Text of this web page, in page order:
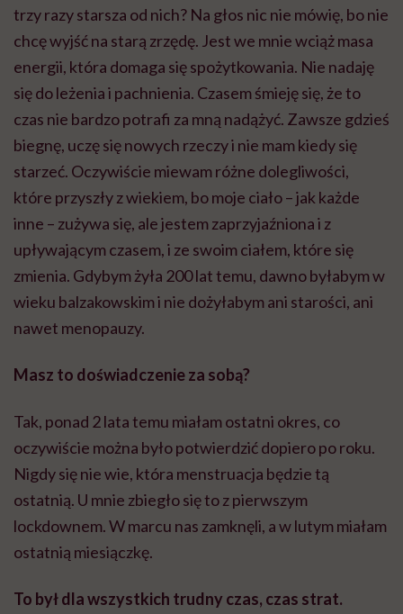
trzy razy starsza od nich? Na głos nic nie mówię, bo nie
chcę wyjść na starą zrzędę. Jest we mnie wciąż masa
energii, która domaga się spożytkowania. Nie nadaję
się do leżenia i pachnienia. Czasem śmieję się, że to
czas nie bardzo potrafi za mną nadążyć. Zawsze gdzieś
biegnę, uczę się nowych rzeczy i nie mam kiedy się
starzeć. Oczywiście miewam różne dolegliwości,
które przyszły z wiekiem, bo moje ciało – jak każde
inne – zużywa się, ale jestem zaprzyjaźniona i z
upływającym czasem, i ze swoim ciałem, które się
zmienia. Gdybym żyła 200 lat temu, dawno byłabym w
wieku balzakowskim i nie dożyłabym ani starości, ani
nawet menopauzy.
Masz to doświadczenie za sobą?
Tak, ponad 2 lata temu miałam ostatni okres, co
oczywiście można było potwierdzić dopiero po roku.
Nigdy się nie wie, która menstruacja będzie tą
ostatnią. U mnie zbiegło się to z pierwszym
lockdownem. W marcu nas zamknęli, a w lutym miałam
ostatnią miesiączkę.
To był dla wszystkich trudny czas, czas strat.